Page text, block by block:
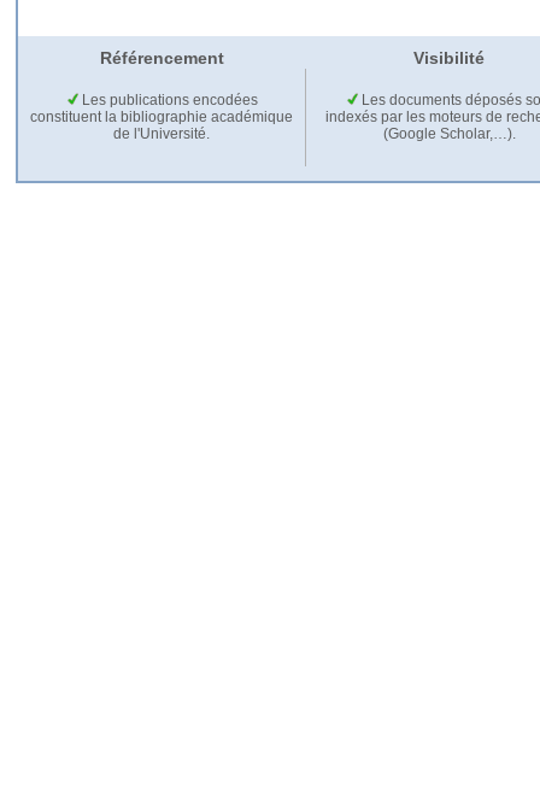
Référencement Visibilité
Les publications encodées
constituent la bibliographie académique
de l'Université.
Les documents déposés
indexés par les moteurs de
(Google Scholar,…).